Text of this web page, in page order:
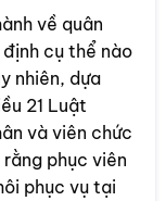
về quân
cụ thể nào
nhiên, dựa
21 Luật
và viên chức
phục viên
phục vụ tại